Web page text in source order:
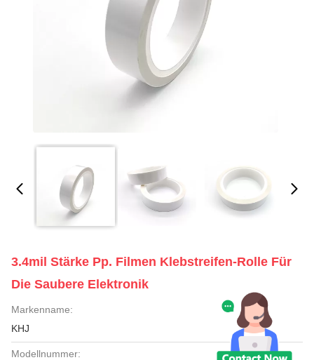
3.4mil Stärke Pp. Filmen Klebstreifen-Rolle Für
Die Saubere Elektronik
Markenname:
KHJ
Modellnummer: